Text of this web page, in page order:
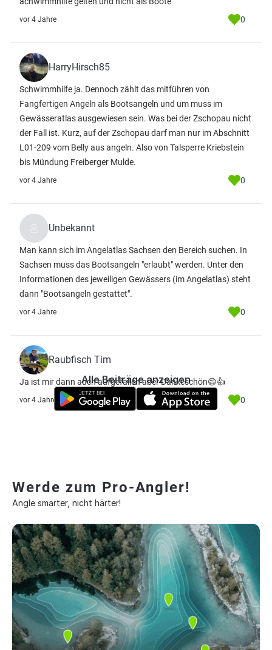
vor 4 Jahre 0
HarryHirsch85
Schwimmhilfe ja. Dennoch zählt das mitführen von
Fangfertigen Angeln als Bootsangeln und um muss im
Gewässeratlas ausgewiesen sein. Was bei der Zschopau nicht
der Fall ist. Kurz, auf der Zschopau darf man nur im Abschnitt
L01-209 vom Belly aus angeln. Also von Talsperre Kriebstein
bis Mündung Freiberger Mulde.
vor 4 Jahre 0
Unbekannt
Man kann sich im Angelatlas Sachsen den Bereich suchen. In
Sachsen muss das Bootsangeln "erlaubt" werden. Unter den
Informationen des jeweiligen Gewässers (im Angelatlas) steht
dann "Bootsangeln gestattet".
vor 4 Jahre 0
Raubfisch Tim
Ja ist mir dann auch aufgefallen aber Dankeschön😄👍
vor 4 Jahre 0
Alle Beiträge anzeigen
Werde zum Pro-Angler!
Angle smarter, nicht härter!